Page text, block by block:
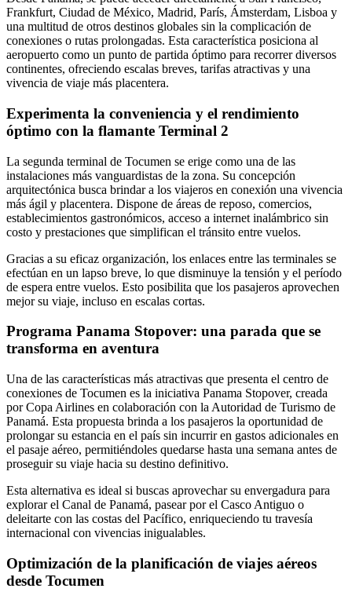
Frankfurt, Ciudad de México, Madrid, París, Ámsterdam, Lisboa y
una multitud de otros destinos globales sin la complicación de
conexiones o rutas prolongadas. Esta característica posiciona al
aeropuerto como un punto de partida óptimo para recorrer diversos
continentes, ofreciendo escalas breves, tarifas atractivas y una
vivencia de viaje más placentera.
Experimenta la conveniencia y el rendimiento
óptimo con la flamante Terminal 2
La segunda terminal de Tocumen se erige como una de las
instalaciones más vanguardistas de la zona. Su concepción
arquitectónica busca brindar a los viajeros en conexión una vivencia
más ágil y placentera. Dispone de áreas de reposo, comercios,
establecimientos gastronómicos, acceso a internet inalámbrico sin
costo y prestaciones que simplifican el tránsito entre vuelos.
Gracias a su eficaz organización, los enlaces entre las terminales se
efectúan en un lapso breve, lo que disminuye la tensión y el período
de espera entre vuelos. Esto posibilita que los pasajeros aprovechen
mejor su viaje, incluso en escalas cortas.
Programa Panama Stopover: una parada que se
transforma en aventura
Una de las características más atractivas que presenta el centro de
conexiones de Tocumen es la iniciativa Panama Stopover, creada
por Copa Airlines en colaboración con la Autoridad de Turismo de
Panamá. Esta propuesta brinda a los pasajeros la oportunidad de
prolongar su estancia en el país sin incurrir en gastos adicionales en
el pasaje aéreo, permitiéndoles quedarse hasta una semana antes de
proseguir su viaje hacia su destino definitivo.
Esta alternativa es ideal si buscas aprovechar su envergadura para
explorar el Canal de Panamá, pasear por el Casco Antiguo o
deleitarte con las costas del Pacífico, enriqueciendo tu travesía
internacional con vivencias inigualables.
Optimización de la planificación de viajes aéreos
desde Tocumen